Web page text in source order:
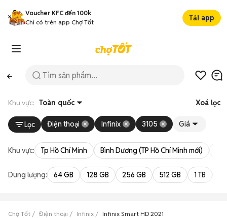
Voucher KFC đến 100k
Chỉ có trên app Chợ Tốt
Tải app
Khu vực: Toàn quốc Xoá lọc
Lọc Điện thoại Infinix 3105 Giá
Khu vực: Tp Hồ Chí Minh Bình Dương (TP Hồ Chí Minh mới)
Dung lượng: 64 GB 128 GB 256 GB 512 GB 1 TB
Chợ Tốt Điện thoại Infinix Infinix Smart HD 2021